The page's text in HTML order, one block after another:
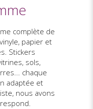
complète de
papier et
Stickers
sols,
chaque
adaptée et
nous avons